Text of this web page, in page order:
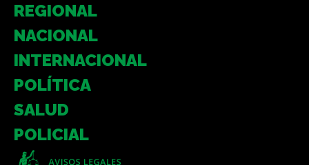
REGIONAL
NACIONAL
INTERNACIONAL
POLÍTICA
SALUD
POLICIAL